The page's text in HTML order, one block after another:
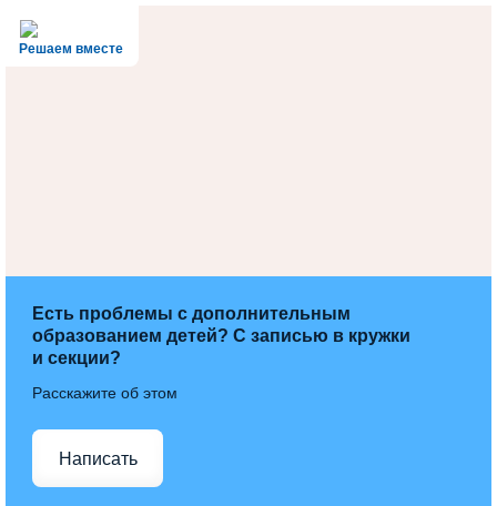
Решаем вместе
Есть проблемы с дополнительным
образованием детей? С записью в кружки
и секции?
Расскажите об этом
Написать